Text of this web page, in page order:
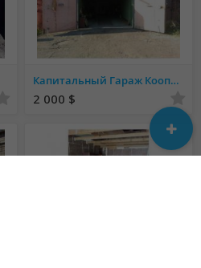
Капитальный Гараж Кооператив ДСС
2 000 $